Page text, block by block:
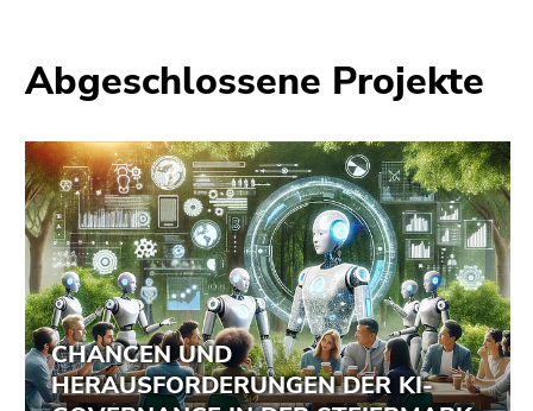
Abgeschlossene Projekte